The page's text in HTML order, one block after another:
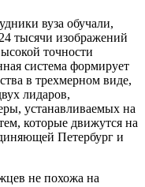
вуза обучали,
тысячи изображений
точности
система формирует
в трехмерном виде,
лидаров,
устанавливаемых на
которые движутся на
Петербург и
не похожа на